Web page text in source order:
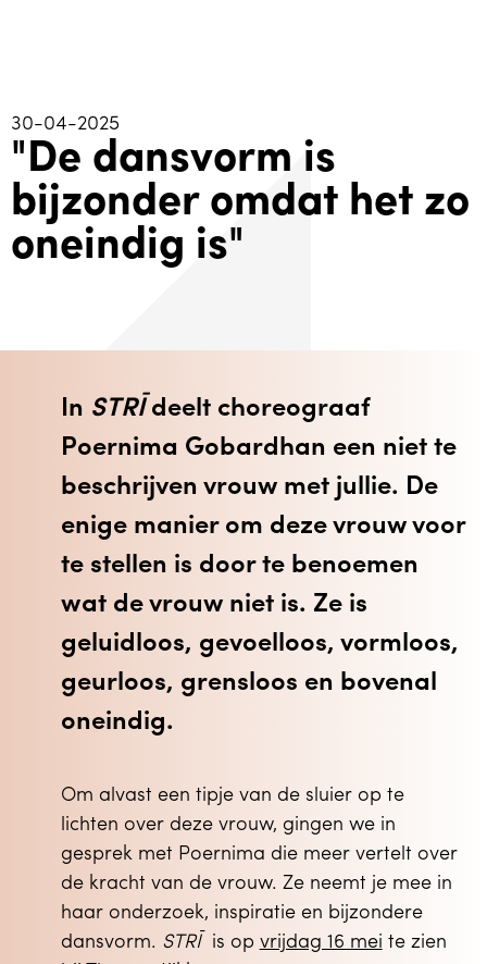
30-04-2025
"De dansvorm is
bijzonder omdat het zo
oneindig is"
In STRĪ deelt choreograaf
Poernima Gobardhan een niet te
beschrijven vrouw met jullie. De
enige manier om deze vrouw voor
te stellen is door te benoemen
wat de vrouw niet is. Ze is
geluidloos, gevoelloos, vormloos,
geurloos, grensloos en bovenal
oneindig.
Om alvast een tipje van de sluier op te
lichten over deze vrouw, gingen we in
gesprek met Poernima die meer vertelt over
de kracht van de vrouw. Ze neemt je mee in
haar onderzoek, inspiratie en bijzondere
dansvorm. STRĪ is op vrijdag 16 mei te zien